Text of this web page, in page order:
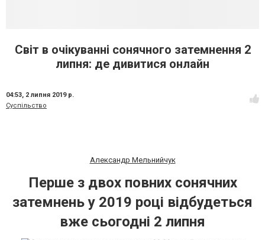
Світ в очікуванні сонячного затемнення 2
липня: де дивитися онлайн
04:53, 2 липня 2019 р.
Суспільство
Александр Мельнийчук
Перше з двох повних сонячних
затемнень у 2019 році відбудеться
вже сьогодні 2 липня